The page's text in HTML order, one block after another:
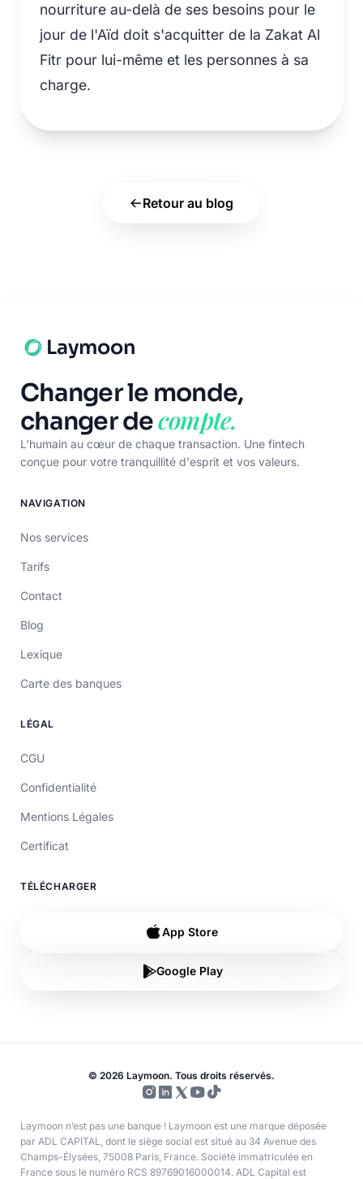
nourriture au-delà de ses besoins pour le
jour de l'Aïd doit s'acquitter de la Zakat Al
Fitr pour lui-même et les personnes à sa
charge.
Retour au blog
Laymoon
Changer le monde,
changer decompte.
L'humain au cœur de chaque transaction. Une fintech
conçue pour votre tranquillité d'esprit et vos valeurs.
NAVIGATION
Nos services
Tarifs
Contact
Blog
Lexique
Carte des banques
LÉGAL
CGU
Confidentialité
Mentions Légales
Certificat
TÉLÉCHARGER
App Store
Google Play
© 2026 Laymoon. Tous droits réservés.
Laymoon n’est pas une banque ! Laymoon est une marque déposée
par ADL CAPITAL, dont le siège social est situé au 34 Avenue des
Champs-Élysées, 75008 Paris, France. Société immatriculée en
France sous le numéro RCS 89769016000014. ADL Capital est